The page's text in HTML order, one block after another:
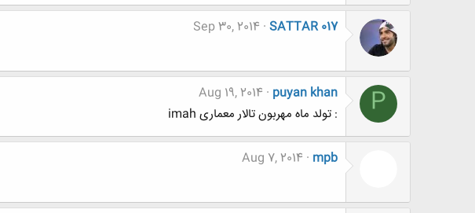
SATTAR 017
Sep 30, 2014
P
puyan khan
Aug 19, 2014
: تولد ماه مهربون تالار معماری imah
mpb
Aug 7, 2014